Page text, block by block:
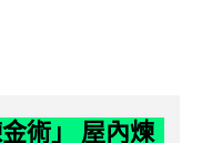
術」 屋內煉